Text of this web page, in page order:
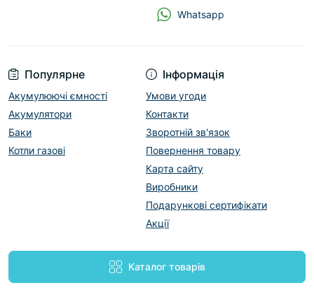
Популярне
Акумулюючі ємності
Акумулятори
Баки
Котли газові
Інформація
Умови угоди
Контакти
Зворотній зв'язок
Повернення товару
Карта сайту
Виробники
Подарункові сертифікати
Акції
Каталог товарів
Whatsapp